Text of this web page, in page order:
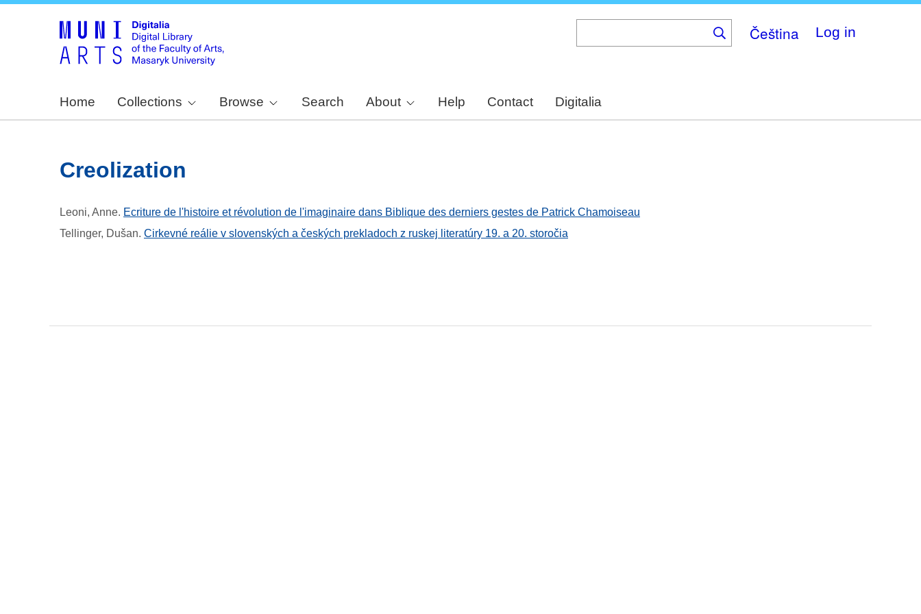
Čeština Log in
Home Collections Browse Search About Help Contact Digitalia
Creolization
Leoni, Anne. Ecriture de l'histoire et révolution de l'imaginaire dans Biblique des derniers gestes de Patrick Chamoiseau
Tellinger, Dušan. Cirkevné reálie v slovenských a českých prekladoch z ruskej literatúry 19. a 20. storočia